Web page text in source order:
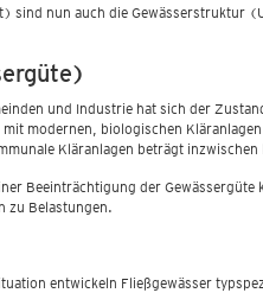
sind nun auch die
und Industrie hat sich der
modernen, biologischen
Kläranlagen beträgt inzwischen
Beeinträchtigung der
zu Belastungen.
entwickeln Fließgewässer